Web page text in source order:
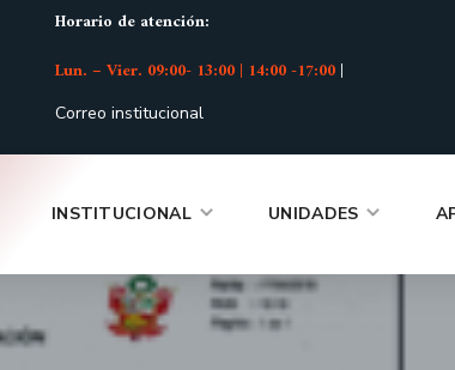
Horario de atención:
Lun. – Vier. 09:00- 13:00 | 14:00 -17:00|
Correo institucional
INSTITUCIONAL UNIDADES